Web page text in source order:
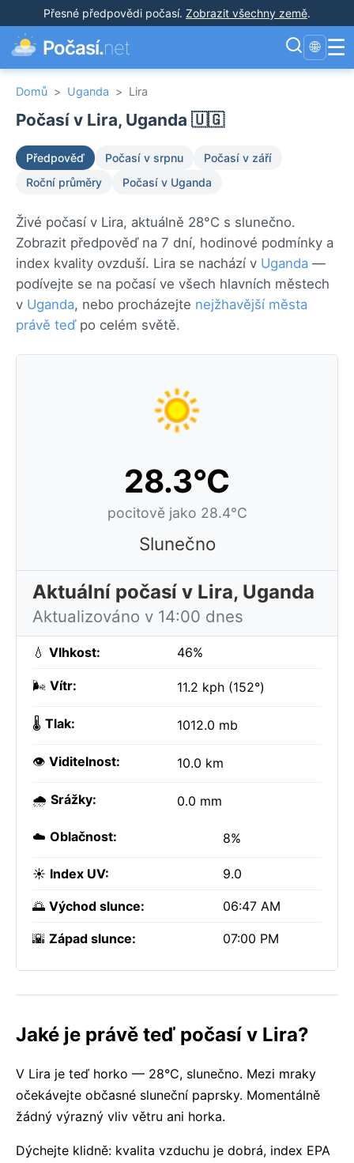
Přesné předpovědi počasí. Zobrazit všechny země.
Počasí.net 🌐 ☰
Domů > Uganda > Lira
Počasí v Lira, Uganda 🇺🇬
Předpověď Počasí v srpnu
Počasí v září
Roční průměry
Počasí v Uganda
Živé počasí v Lira, aktuálně 28°C s slunečno.
Zobrazit předpověď na 7 dní, hodinové podmínky a
index kvality ovzduší. Lira se nachází v Uganda —
podívejte se na počasí ve všech hlavních městech
v Uganda, nebo procházejte nejžhavější města
právě teďpo celém světě.
28.3°C
pocitově jako 28.4°C
Slunečno
Aktuální počasí v Lira, Uganda
Aktualizováno v 14:00 dnes
💧 Vlhkost: 46%
🌬️ Vítr: 11.2 kph (152°)
🌡️ Tlak: 1012.0 mb
👁️ Viditelnost: 10.0 km
🌧️ Srážky: 0.0 mm
☁️ Oblačnost: 8%
☀️ Index UV: 9.0
🌅 Východ slunce: 06:47 AM
🌇 Západ slunce: 07:00 PM
Jaké je právě teď počasí v Lira?
V Lira je teď horko — 28°C, slunečno. Mezi mraky
očekávejte občasné sluneční paprsky. Momentálně
žádný výrazný vliv větru ani horka.
Dýchejte klidně: kvalita vzduchu je dobrá, index EPA